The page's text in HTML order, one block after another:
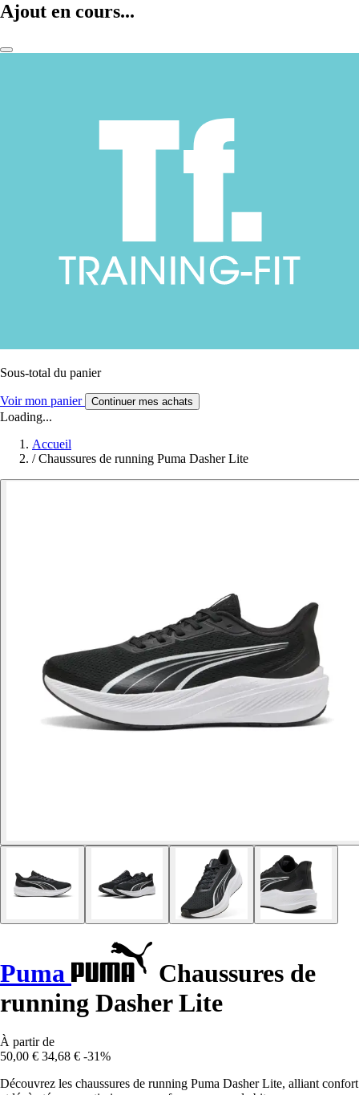
Ajout en cours...
Sous-total du panier
Voir mon panier Continuer mes achats
Loading...
Accueil
/ Chaussures de running Puma Dasher Lite
Puma
Chaussures de
running Dasher Lite
À partir de
50,00 € 34,68 € -31%
Découvrez les chaussures de running Puma Dasher Lite, alliant confort